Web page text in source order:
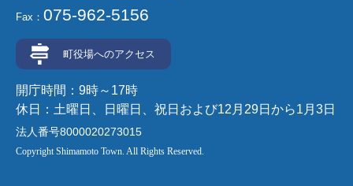
Fax： 075-962-5156
町役場へのアクセス
開庁時間：9時～17時
休日：土曜日、日曜日、祝日および12月29日から1月3日
法人番号8000020273015
Copyright Shimamoto Town. All Rights Reserved.